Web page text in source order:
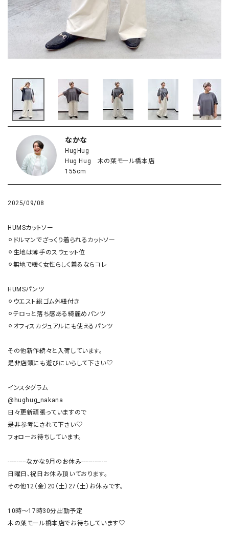
なかな
HugHug
Hug Hug 木の葉モール橋本店
155cm
2025/09/08
HUMSカットソー
⚪︎ドルマンでざっくり着られるカットソー
⚪︎生地は薄手のスウェット位
⚪︎無地で緩く女性らしく着るならコレ
HUMSパンツ
⚪︎ウエスト総ゴム外紐付き
⚪︎テロっと落ち感ある綺麗めパンツ
⚪︎オフィスカジュアルにも使えるパンツ
その他新作続々と入荷しています。
是非店頭にも遊びにいらして下さい♡
インスタグラム
@hughug_nakana
日々更新頑張っていますので
是非参考にされて下さい♡
フォローお待ちしています。
----------なかな9月のお休み--------------
日曜日、祝日お休み頂いております。
その他12（金）20（土）27（土）お休みです。
10時〜17時30分出勤予定
木の葉モール橋本店でお待ちしています♡